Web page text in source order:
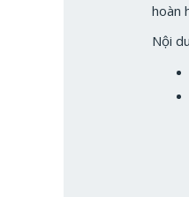
hoàn
Nội